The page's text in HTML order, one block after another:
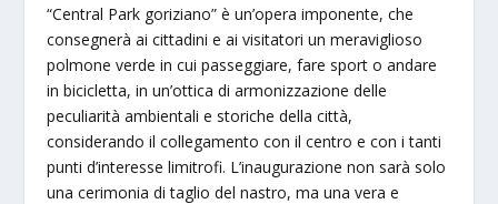
“Central Park goriziano” è un’opera imponente, che
consegnerà ai cittadini e ai visitatori un meraviglioso
polmone verde in cui passeggiare, fare sport o andare
in bicicletta, in un’ottica di armonizzazione delle
peculiarità ambientali e storiche della città,
considerando il collegamento con il centro e con i tanti
punti d’interesse limitrofi. L’inaugurazione non sarà solo
una cerimonia di taglio del nastro, ma una vera e